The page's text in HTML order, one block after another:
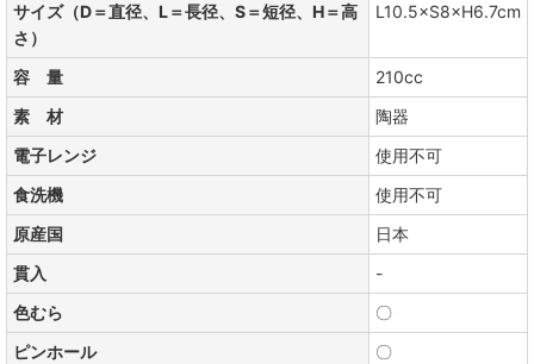
サイズ（D＝直径、L＝長径、S＝短径、H＝高
さ）
L10.5×S8×H6.7cm
容 量
210cc
素 材
陶器
電子レンジ
使用不可
食洗機
使用不可
原産国
日本
貫入
-
色むら
〇
ピンホール
〇